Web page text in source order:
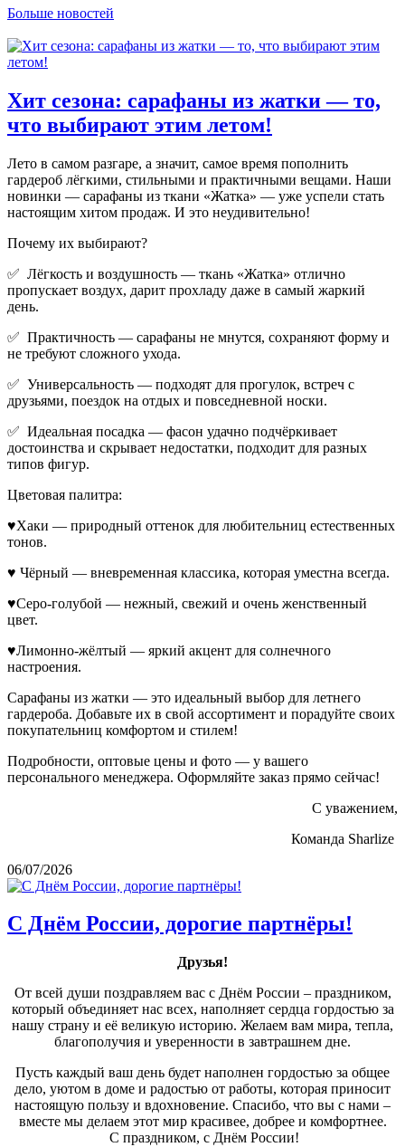
Больше новостей
Хит сезона: сарафаны из жатки — то,
что выбирают этим летом!
Лето в самом разгаре, а значит, самое время пополнить
гардероб лёгкими, стильными и практичными вещами. Наши
новинки — сарафаны из ткани «Жатка» — уже успели стать
настоящим хитом продаж. И это неудивительно!
Почему их выбирают?
✅ Лёгкость и воздушность — ткань «Жатка» отлично
пропускает воздух, дарит прохладу даже в самый жаркий
день.
✅ Практичность — сарафаны не мнутся, сохраняют форму и
не требуют сложного ухода.
✅ Универсальность — подходят для прогулок, встреч с
друзьями, поездок на отдых и повседневной носки.
✅ Идеальная посадка — фасон удачно подчёркивает
достоинства и скрывает недостатки, подходит для разных
типов фигур.
Цветовая палитра:
♥Хаки — природный оттенок для любительниц естественных
тонов.
♥ Чёрный — вневременная классика, которая уместна всегда.
♥Серо-голубой — нежный, свежий и очень женственный
цвет.
♥Лимонно-жёлтый — яркий акцент для солнечного
настроения.
Сарафаны из жатки — это идеальный выбор для летнего
гардероба. Добавьте их в свой ассортимент и порадуйте своих
покупательниц комфортом и стилем!
Подробности, оптовые цены и фото — у вашего
персонального менеджера. Оформляйте заказ прямо сейчас!
С уважением,
Команда Sharlize
06/07/2026
С Днём России, дорогие партнёры!
Друзья!
От всей души поздравляем вас с Днём России – праздником,
который объединяет нас всех, наполняет сердца гордостью за
нашу страну и её великую историю. Желаем вам мира, тепла,
благополучия и уверенности в завтрашнем дне.
Пусть каждый ваш день будет наполнен гордостью за общее
дело, уютом в доме и радостью от работы, которая приносит
настоящую пользу и вдохновение. Спасибо, что вы с нами –
вместе мы делаем этот мир красивее, добрее и комфортнее.
С праздником, с Днём России!